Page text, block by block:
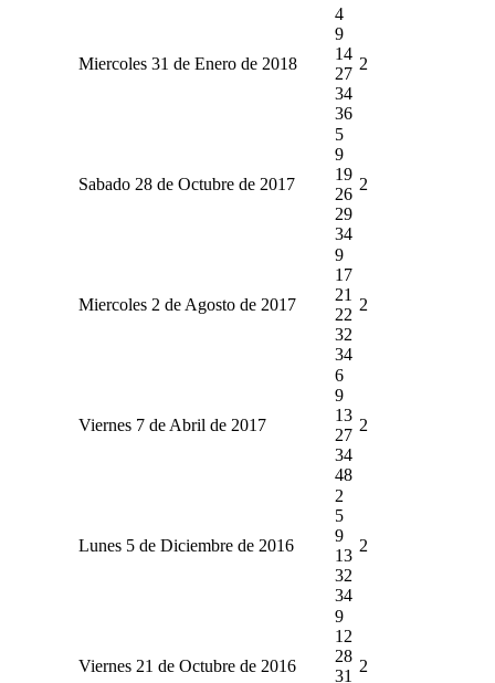
Miercoles 31 de Enero de 2018
4
9
14
27
34
36
2
Sabado 28 de Octubre de 2017
5
9
19
26
29
34
2
Miercoles 2 de Agosto de 2017
9
17
21
22
32
34
2
Viernes 7 de Abril de 2017
6
9
13
27
34
48
2
Lunes 5 de Diciembre de 2016
2
5
9
13
32
34
2
Viernes 21 de Octubre de 2016
9
12
28
31
2